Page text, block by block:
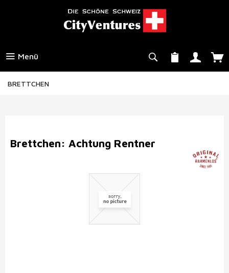
Menü
BRETTCHEN
Brettchen: Achtung Rentner